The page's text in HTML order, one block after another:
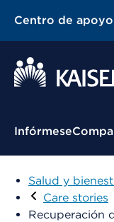
Centro de apoyo
Infórmese
Salud y
Care stories
Recuperación